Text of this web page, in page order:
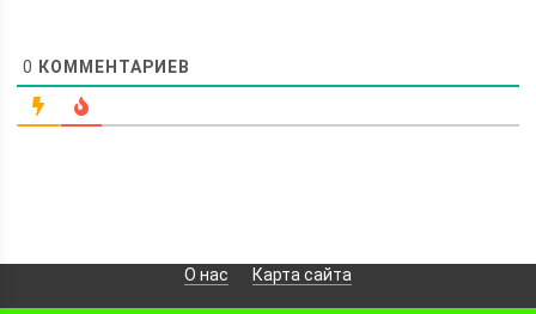
0 КОММЕНТАРИЕВ
О нас Карта сайта